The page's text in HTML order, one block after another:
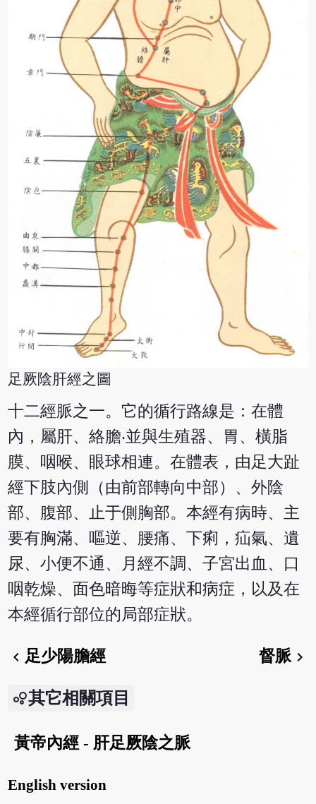
足厥陰肝經之圖
十二經脈之一。它的循行路線是：在體
內，屬肝、絡膽‧並與生殖器、胃、橫脂
膜、咽喉、眼球相連。在體表，由足大趾
經下肢內側（由前部轉向中部）、外陰
部、腹部、止于側胸部。本經有病時、主
要有胸滿、嘔逆、腰痛、下痢，疝氣、遺
尿、小便不通、月經不調、子宮出血、口
咽乾燥、面色暗晦等症狀和病症，以及在
本經循行部位的局部症狀。
chevron_left 足少陽膽經 督脈chevron_right
其它相關項目
黃帝內經 - 肝足厥陰之脈
English version